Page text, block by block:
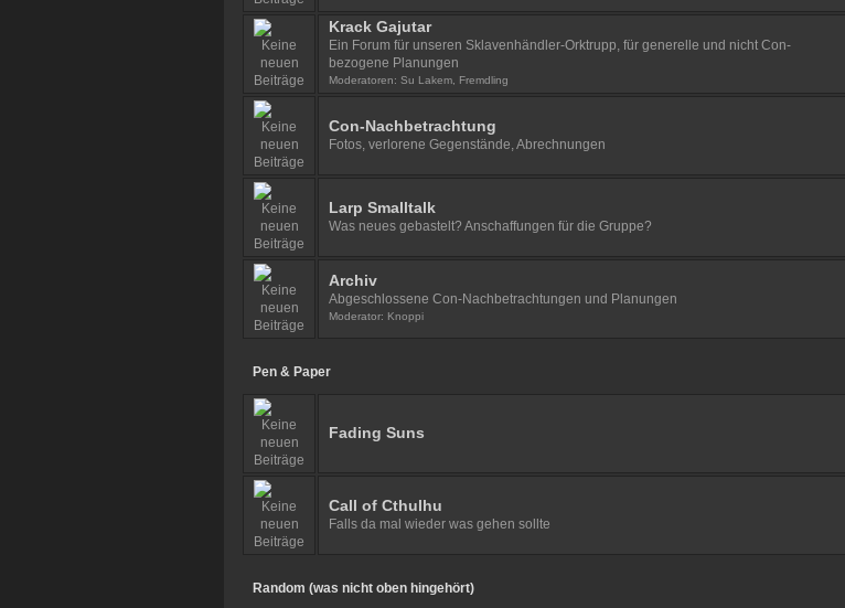
Krack Gajutar
Ein Forum für unseren Sklavenhändler-Orktrupp, für generelle und nicht Con-
bezogene Planungen
Moderatoren: Su Lakem, Fremdling
Con-Nachbetrachtung
Fotos, verlorene Gegenstände, Abrechnungen
Larp Smalltalk
Was neues gebastelt? Anschaffungen für die Gruppe?
Archiv
Abgeschlossene Con-Nachbetrachtungen und Planungen
Moderator: Knoppi
Pen & Paper
Fading Suns
Call of Cthulhu
Falls da mal wieder was gehen sollte
Random (was nicht oben hingehört)